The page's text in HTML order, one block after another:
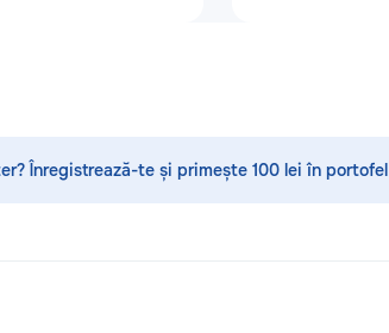
#AcoperișNou
#BeforeAfter
Înregistrează-te și primește 100 lei în portofel